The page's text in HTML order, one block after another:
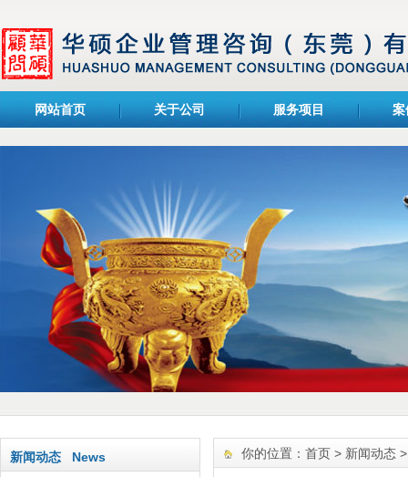
网站首页 关于公司 服务项目 案
新闻动态 News 你的位置： 首页 > 新闻动态